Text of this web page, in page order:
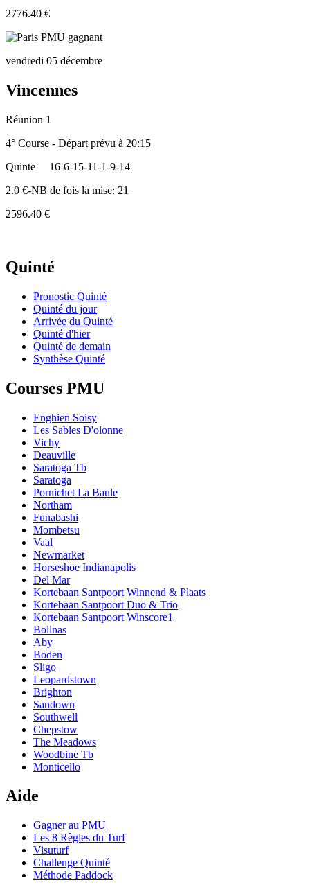
2776.40 €
vendredi 05 décembre
Vincennes
Réunion 1
4° Course - Départ prévu à 20:15
Quinte
16-6-15-11-1-9-14
2.0 €-NB de fois la mise: 21
2596.40 €
Quinté
Pronostic Quinté
Quinté du jour
Arrivée du Quinté
Quinté d'hier
Quinté de demain
Synthèse Quinté
Courses PMU
Enghien Soisy
Les Sables D'olonne
Vichy
Deauville
Saratoga Tb
Saratoga
Pornichet La Baule
Northam
Funabashi
Mombetsu
Vaal
Newmarket
Horseshoe Indianapolis
Del Mar
Kortebaan Santpoort Winnend & Plaats
Kortebaan Santpoort Duo & Trio
Kortebaan Santpoort Winscore1
Bollnas
Aby
Boden
Sligo
Leopardstown
Brighton
Sandown
Southwell
Chepstow
The Meadows
Woodbine Tb
Monticello
Aide
Gagner au PMU
Les 8 Règles du Turf
Visuturf
Challenge Quinté
Méthode Paddock